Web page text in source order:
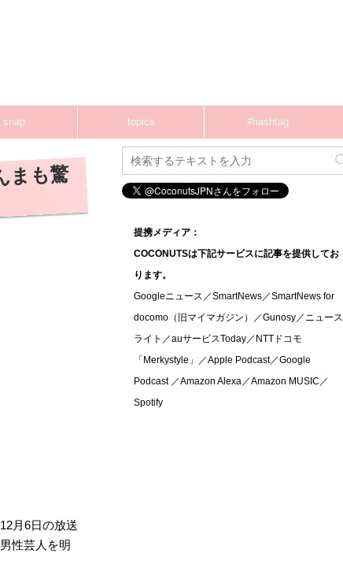
snap topics #hashtag
まも驚
月6日の放送
性芸人を明
提携メディア：
COCONUTSは下記サービスに記事を提供してお
ります。
Googleニュース／SmartNews／SmartNews for
docomo（旧マイマガジン）／Gunosy／ニュース
ライト／auサービスToday／NTTドコモ
「Merkystyle」／Apple Podcast／Google
Podcast ／Amazon Alexa／Amazon MUSIC／
Spotify